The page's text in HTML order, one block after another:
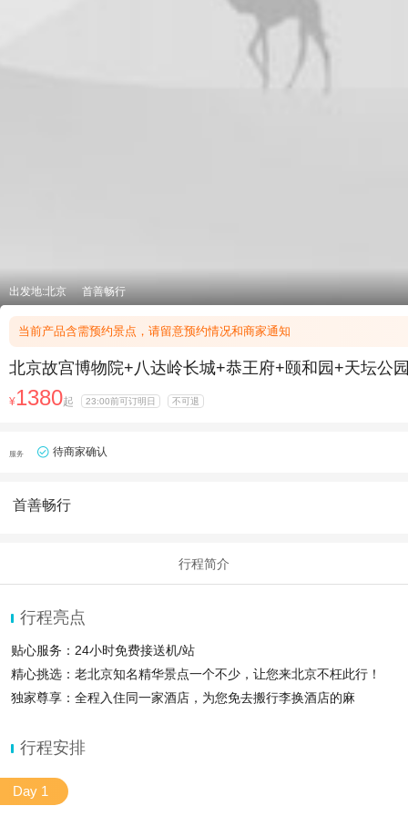
出发地:北京 首善畅行
当前产品含需预约景点，请留意预约情况和商家通知
北京故宫博物院+八达岭长城+恭王府+颐和园+天坛公
¥1380起 23:00前可订明日 不可退
服务 待商家确认
首善畅行
行程简介
行程亮点
贴心服务：24小时免费接送机/站
精心挑选：老北京知名精华景点一个不少，让您来北京不枉此行！
独家尊享：全程入住同一家酒店，为您免去搬行李换酒店的麻
行程安排
Day 1